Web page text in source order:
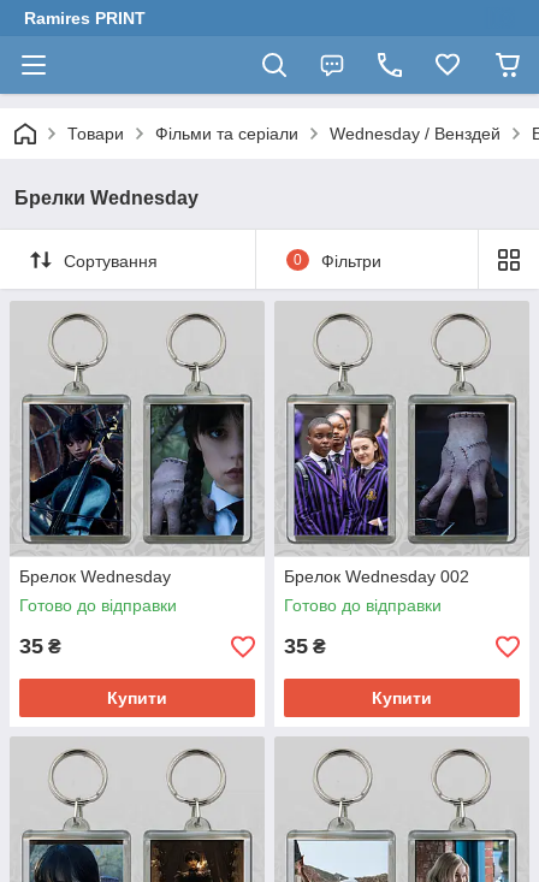
Ramires PRINT
Товари Фільми та серіали Wednesday / Венздей
Брелки Wednesday
Сортування 0 Фільтри
Брелок Wednesday
Готово до відправки
35 ₴
Купити
Брелок Wednesday 002
Готово до відправки
35 ₴
Купити